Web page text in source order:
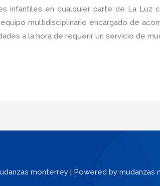
infantiles en cualquier parte de La Luz
multidisciplinario encargado de
a la hora de requerir un servicio de
monterrey | Powered by mudanzas